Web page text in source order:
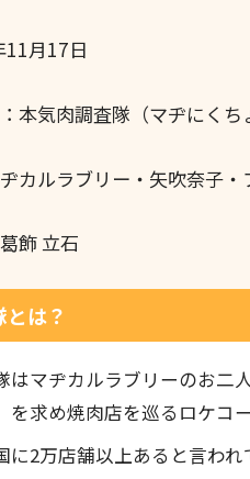
月17日
本気肉調査隊（マヂにくち
カルラブリー・矢吹奈子・
飾 立石
は？
はマヂカルラブリーのお二
を求め焼肉店を巡るロケコー
に2万店舗以上あると言われ